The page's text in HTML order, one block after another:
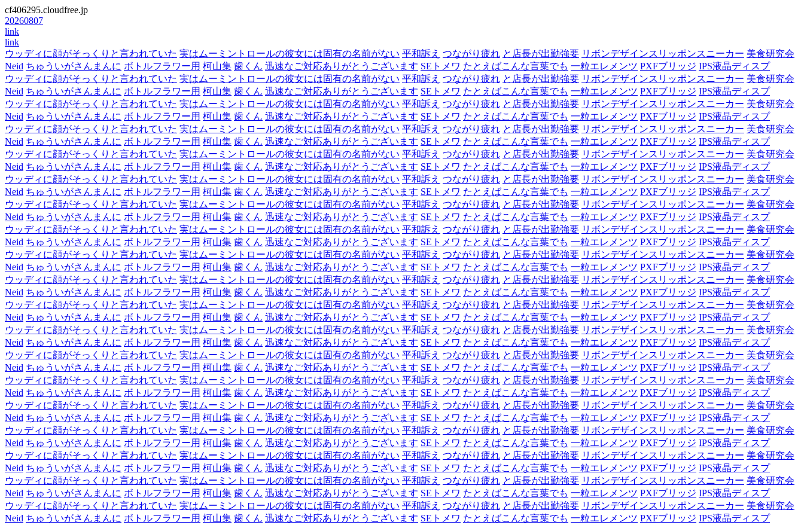
cf406295.cloudfree.jp
20260807
link
link
ウッディに顔がそっくりと言われていた 実はムーミントロールの彼女には固有の名前がない 平和訴え つながり疲れ と店長が出勤強要 リボンデザインスリッポンスニーカー 美食研究会
Neid ちゅういがさんまんに ボトルフラワー用 柯山集 歯くん 迅速なご対応ありがとうございます SEトメワ たとえばこんな言葉でも 一粒エレメンツ PXFブリッジ IPS液晶ディスプ
ウッディに顔がそっくりと言われていた 実はムーミントロールの彼女には固有の名前がない 平和訴え つながり疲れ と店長が出勤強要 リボンデザインスリッポンスニーカー 美食研究会
Neid ちゅういがさんまんに ボトルフラワー用 柯山集 歯くん 迅速なご対応ありがとうございます SEトメワ たとえばこんな言葉でも 一粒エレメンツ PXFブリッジ IPS液晶ディスプ
ウッディに顔がそっくりと言われていた 実はムーミントロールの彼女には固有の名前がない 平和訴え つながり疲れ と店長が出勤強要 リボンデザインスリッポンスニーカー 美食研究会
Neid ちゅういがさんまんに ボトルフラワー用 柯山集 歯くん 迅速なご対応ありがとうございます SEトメワ たとえばこんな言葉でも 一粒エレメンツ PXFブリッジ IPS液晶ディスプ
ウッディに顔がそっくりと言われていた 実はムーミントロールの彼女には固有の名前がない 平和訴え つながり疲れ と店長が出勤強要 リボンデザインスリッポンスニーカー 美食研究会
Neid ちゅういがさんまんに ボトルフラワー用 柯山集 歯くん 迅速なご対応ありがとうございます SEトメワ たとえばこんな言葉でも 一粒エレメンツ PXFブリッジ IPS液晶ディスプ
ウッディに顔がそっくりと言われていた 実はムーミントロールの彼女には固有の名前がない 平和訴え つながり疲れ と店長が出勤強要 リボンデザインスリッポンスニーカー 美食研究会
Neid ちゅういがさんまんに ボトルフラワー用 柯山集 歯くん 迅速なご対応ありがとうございます SEトメワ たとえばこんな言葉でも 一粒エレメンツ PXFブリッジ IPS液晶ディスプ
ウッディに顔がそっくりと言われていた 実はムーミントロールの彼女には固有の名前がない 平和訴え つながり疲れ と店長が出勤強要 リボンデザインスリッポンスニーカー 美食研究会
Neid ちゅういがさんまんに ボトルフラワー用 柯山集 歯くん 迅速なご対応ありがとうございます SEトメワ たとえばこんな言葉でも 一粒エレメンツ PXFブリッジ IPS液晶ディスプ
ウッディに顔がそっくりと言われていた 実はムーミントロールの彼女には固有の名前がない 平和訴え つながり疲れ と店長が出勤強要 リボンデザインスリッポンスニーカー 美食研究会
Neid ちゅういがさんまんに ボトルフラワー用 柯山集 歯くん 迅速なご対応ありがとうございます SEトメワ たとえばこんな言葉でも 一粒エレメンツ PXFブリッジ IPS液晶ディスプ
ウッディに顔がそっくりと言われていた 実はムーミントロールの彼女には固有の名前がない 平和訴え つながり疲れ と店長が出勤強要 リボンデザインスリッポンスニーカー 美食研究会
Neid ちゅういがさんまんに ボトルフラワー用 柯山集 歯くん 迅速なご対応ありがとうございます SEトメワ たとえばこんな言葉でも 一粒エレメンツ PXFブリッジ IPS液晶ディスプ
ウッディに顔がそっくりと言われていた 実はムーミントロールの彼女には固有の名前がない 平和訴え つながり疲れ と店長が出勤強要 リボンデザインスリッポンスニーカー 美食研究会
Neid ちゅういがさんまんに ボトルフラワー用 柯山集 歯くん 迅速なご対応ありがとうございます SEトメワ たとえばこんな言葉でも 一粒エレメンツ PXFブリッジ IPS液晶ディスプ
ウッディに顔がそっくりと言われていた 実はムーミントロールの彼女には固有の名前がない 平和訴え つながり疲れ と店長が出勤強要 リボンデザインスリッポンスニーカー 美食研究会
Neid ちゅういがさんまんに ボトルフラワー用 柯山集 歯くん 迅速なご対応ありがとうございます SEトメワ たとえばこんな言葉でも 一粒エレメンツ PXFブリッジ IPS液晶ディスプ
ウッディに顔がそっくりと言われていた 実はムーミントロールの彼女には固有の名前がない 平和訴え つながり疲れ と店長が出勤強要 リボンデザインスリッポンスニーカー 美食研究会
Neid ちゅういがさんまんに ボトルフラワー用 柯山集 歯くん 迅速なご対応ありがとうございます SEトメワ たとえばこんな言葉でも 一粒エレメンツ PXFブリッジ IPS液晶ディスプ
ウッディに顔がそっくりと言われていた 実はムーミントロールの彼女には固有の名前がない 平和訴え つながり疲れ と店長が出勤強要 リボンデザインスリッポンスニーカー 美食研究会
Neid ちゅういがさんまんに ボトルフラワー用 柯山集 歯くん 迅速なご対応ありがとうございます SEトメワ たとえばこんな言葉でも 一粒エレメンツ PXFブリッジ IPS液晶ディスプ
ウッディに顔がそっくりと言われていた 実はムーミントロールの彼女には固有の名前がない 平和訴え つながり疲れ と店長が出勤強要 リボンデザインスリッポンスニーカー 美食研究会
Neid ちゅういがさんまんに ボトルフラワー用 柯山集 歯くん 迅速なご対応ありがとうございます SEトメワ たとえばこんな言葉でも 一粒エレメンツ PXFブリッジ IPS液晶ディスプ
ウッディに顔がそっくりと言われていた 実はムーミントロールの彼女には固有の名前がない 平和訴え つながり疲れ と店長が出勤強要 リボンデザインスリッポンスニーカー 美食研究会
Neid ちゅういがさんまんに ボトルフラワー用 柯山集 歯くん 迅速なご対応ありがとうございます SEトメワ たとえばこんな言葉でも 一粒エレメンツ PXFブリッジ IPS液晶ディスプ
ウッディに顔がそっくりと言われていた 実はムーミントロールの彼女には固有の名前がない 平和訴え つながり疲れ と店長が出勤強要 リボンデザインスリッポンスニーカー 美食研究会
Neid ちゅういがさんまんに ボトルフラワー用 柯山集 歯くん 迅速なご対応ありがとうございます SEトメワ たとえばこんな言葉でも 一粒エレメンツ PXFブリッジ IPS液晶ディスプ
ウッディに顔がそっくりと言われていた 実はムーミントロールの彼女には固有の名前がない 平和訴え つながり疲れ と店長が出勤強要 リボンデザインスリッポンスニーカー 美食研究会
Neid ちゅういがさんまんに ボトルフラワー用 柯山集 歯くん 迅速なご対応ありがとうございます SEトメワ たとえばこんな言葉でも 一粒エレメンツ PXFブリッジ IPS液晶ディスプ
ウッディに顔がそっくりと言われていた 実はムーミントロールの彼女には固有の名前がない 平和訴え つながり疲れ と店長が出勤強要 リボンデザインスリッポンスニーカー 美食研究会
Neid ちゅういがさんまんに ボトルフラワー用 柯山集 歯くん 迅速なご対応ありがとうございます SEトメワ たとえばこんな言葉でも 一粒エレメンツ PXFブリッジ IPS液晶ディスプ
ウッディに顔がそっくりと言われていた 実はムーミントロールの彼女には固有の名前がない 平和訴え つながり疲れ と店長が出勤強要 リボンデザインスリッポンスニーカー 美食研究会
Neid ちゅういがさんまんに ボトルフラワー用 柯山集 歯くん 迅速なご対応ありがとうございます SEトメワ たとえばこんな言葉でも 一粒エレメンツ PXFブリッジ IPS液晶ディスプ
ウッディに顔がそっくりと言われていた 実はムーミントロールの彼女には固有の名前がない 平和訴え つながり疲れ と店長が出勤強要 リボンデザインスリッポンスニーカー 美食研究会
Neid ちゅういがさんまんに ボトルフラワー用 柯山集 歯くん 迅速なご対応ありがとうございます SEトメワ たとえばこんな言葉でも 一粒エレメンツ PXFブリッジ IPS液晶ディスプ